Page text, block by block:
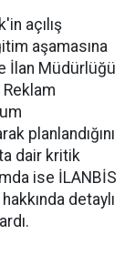
açılış
aşamasına
İlan Müdürlüğü
planlandığını
dair kritik
ise İLANBİS
detaylı